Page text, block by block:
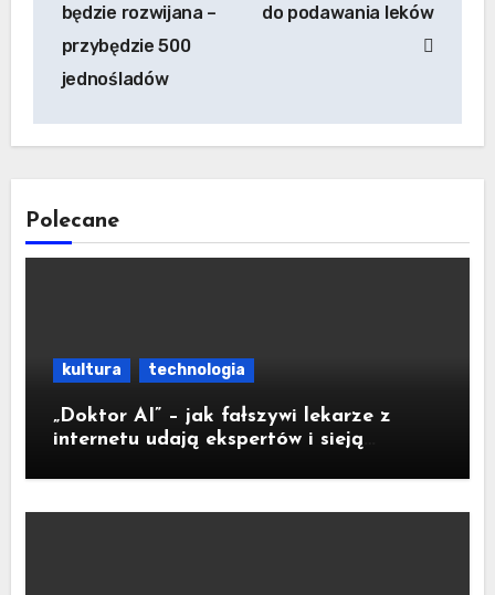
będzie rozwijana –
przybędzie 500
jednośladów
do podawania leków
Polecane
kultura technologia
„Doktor AI” – jak fałszywi lekarze z
internetu udają ekspertów i sieją